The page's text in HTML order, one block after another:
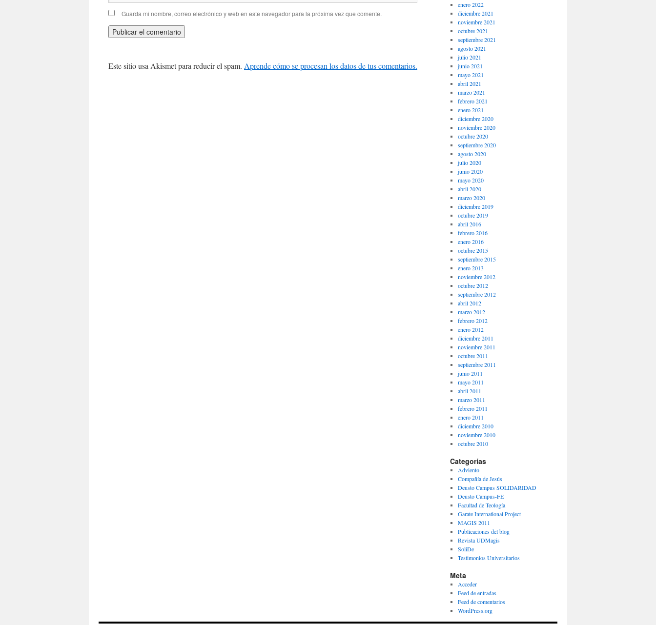
Guarda mi nombre, correo electrónico y web en este navegador para la próxima vez que comente.
Este sitio usa Akismet para reducir el spam. Aprende cómo se procesan los datos de tus comentarios.
enero 2022
diciembre 2021
noviembre 2021
octubre 2021
septiembre 2021
agosto 2021
julio 2021
junio 2021
mayo 2021
abril 2021
marzo 2021
febrero 2021
enero 2021
diciembre 2020
noviembre 2020
octubre 2020
septiembre 2020
agosto 2020
julio 2020
junio 2020
mayo 2020
abril 2020
marzo 2020
diciembre 2019
octubre 2019
abril 2016
febrero 2016
enero 2016
octubre 2015
septiembre 2015
enero 2013
noviembre 2012
octubre 2012
septiembre 2012
abril 2012
marzo 2012
febrero 2012
enero 2012
diciembre 2011
noviembre 2011
octubre 2011
septiembre 2011
junio 2011
mayo 2011
abril 2011
marzo 2011
febrero 2011
enero 2011
diciembre 2010
noviembre 2010
octubre 2010
Categorías
Adviento
Compañía de Jesús
Deusto Campus SOLIDARIDAD
Deusto Campus-FE
Facultad de Teología
Garate International Project
MAGIS 2011
Publicaciones del blog
Revista UDMagis
SoliDe
Testimonios Universitarios
Meta
Acceder
Feed de entradas
Feed de comentarios
WordPress.org